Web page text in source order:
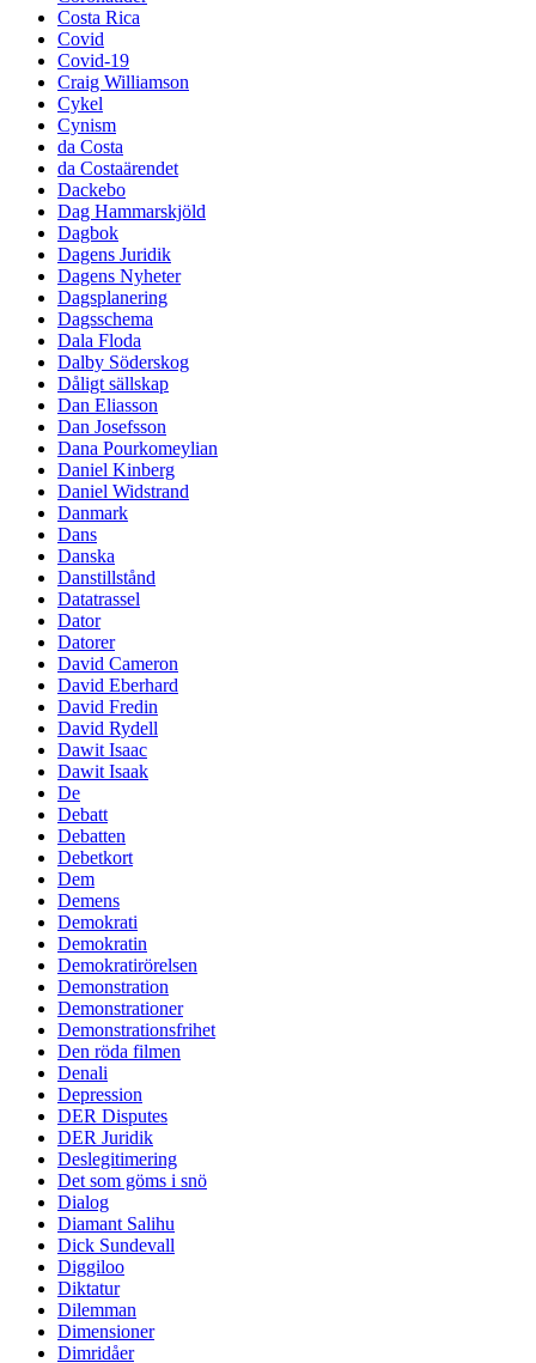
Costa Rica
Covid
Covid-19
Craig Williamson
Cykel
Cynism
da Costa
da Costaärendet
Dackebo
Dag Hammarskjöld
Dagbok
Dagens Juridik
Dagens Nyheter
Dagsplanering
Dagsschema
Dala Floda
Dalby Söderskog
Dåligt sällskap
Dan Eliasson
Dan Josefsson
Dana Pourkomeylian
Daniel Kinberg
Daniel Widstrand
Danmark
Dans
Danska
Danstillstånd
Datatrassel
Dator
Datorer
David Cameron
David Eberhard
David Fredin
David Rydell
Dawit Isaac
Dawit Isaak
De
Debatt
Debatten
Debetkort
Dem
Demens
Demokrati
Demokratin
Demokratirörelsen
Demonstration
Demonstrationer
Demonstrationsfrihet
Den röda filmen
Denali
Depression
DER Disputes
DER Juridik
Deslegitimering
Det som göms i snö
Dialog
Diamant Salihu
Dick Sundevall
Diggiloo
Diktatur
Dilemman
Dimensioner
Dimridåer